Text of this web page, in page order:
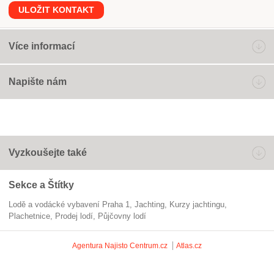
ULOŽIT KONTAKT
Více informací
Napište nám
Vyzkoušejte také
Sekce a Štítky
Lodě a vodácké vybavení Praha 1 jachting
kurzy jachtingu
plachetnice
prodej lodí půjčovny lodí
Agentura Najisto Centrum.cz Atlas.cz